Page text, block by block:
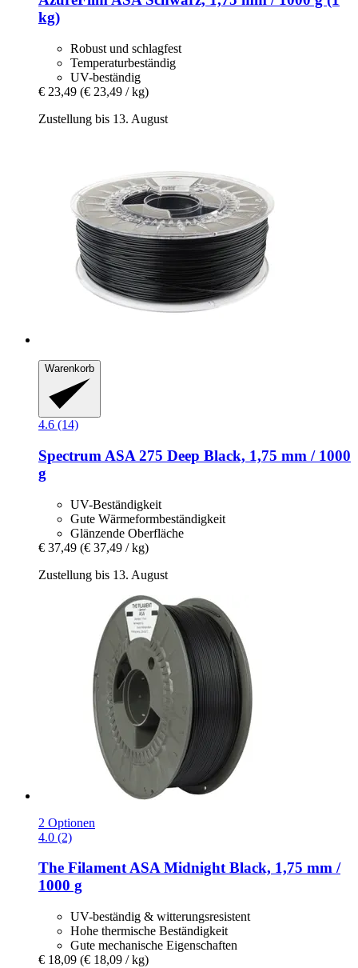
kg)
Robust und schlagfest
Temperaturbeständig
UV-beständig
€ 23,49 (€ 23,49 / kg)
Zustellung bis 13. August
Warenkorb
4.6 (14)
Spectrum ASA 275 Deep Black, 1,75 mm / 1000
g
UV-Beständigkeit
Gute Wärmeformbeständigkeit
Glänzende Oberfläche
€ 37,49 (€ 37,49 / kg)
Zustellung bis 13. August
2 Optionen
4.0 (2)
The FilamentASA Midnight Black, 1,75 mm /
1000 g
UV-beständig & witterungsresistent
Hohe thermische Beständigkeit
Gute mechanische Eigenschaften
€ 18,09 (€ 18,09 / kg)